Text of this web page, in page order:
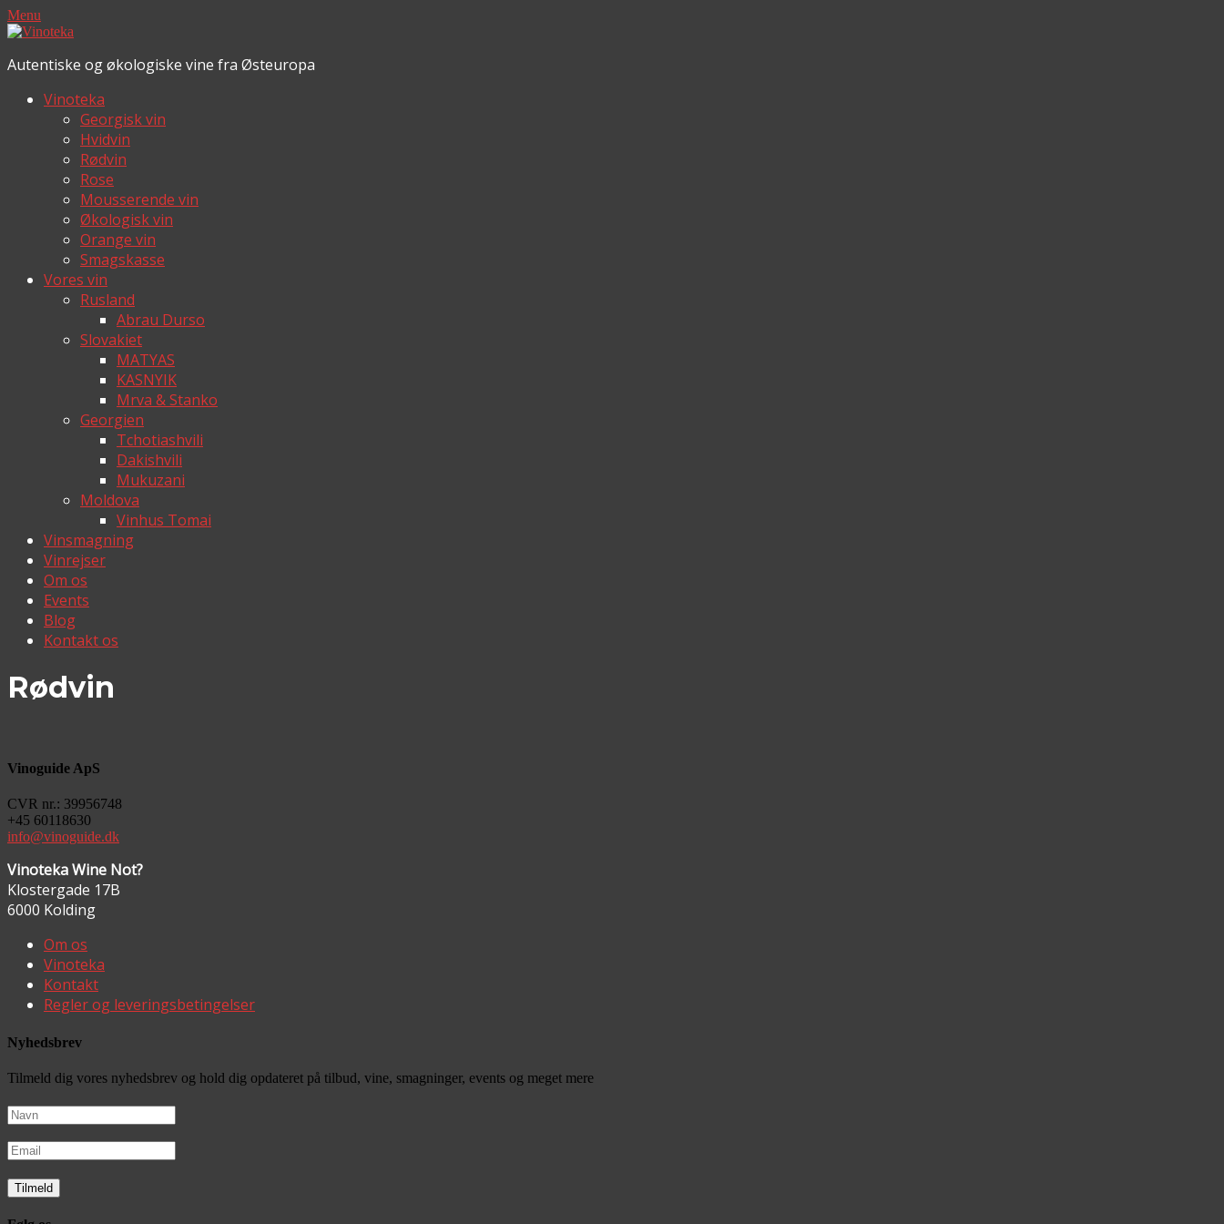
Menu
Autentiske og økologiske vine fra Østeuropa
Vinoteka
Georgisk vin
Hvidvin
Rødvin
Rose
Mousserende vin
Økologisk vin
Orange vin
Smagskasse
Vores vin
Rusland
Abrau Durso
Slovakiet
MATYAS
KASNYIK
Mrva & Stanko
Georgien
Tchotiashvili
Dakishvili
Mukuzani
Moldova
Vinhus Tomai
Vinsmagning
Vinrejser
Om os
Events
Blog
Kontakt os
Rødvin
Vinoguide ApS
CVR nr.: 39956748
+45 60118630
info@vinoguide.dk
Vinoteka Wine Not?
Klostergade 17B
6000 Kolding
Om os
Vinoteka
Kontakt
Regler og leveringsbetingelser
Nyhedsbrev
Tilmeld dig vores nyhedsbrev og hold dig opdateret på tilbud, vine, smagninger, events og meget mere